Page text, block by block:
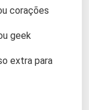
corações
geek
extra para